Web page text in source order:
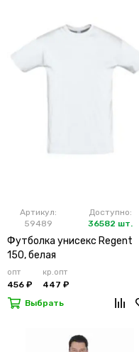
Артикул:
59489
Доступно:
36582 шт.
Футболка унисекс Regent
150, белая
опт
456 ₽
кр.опт
447 ₽
Выбрать